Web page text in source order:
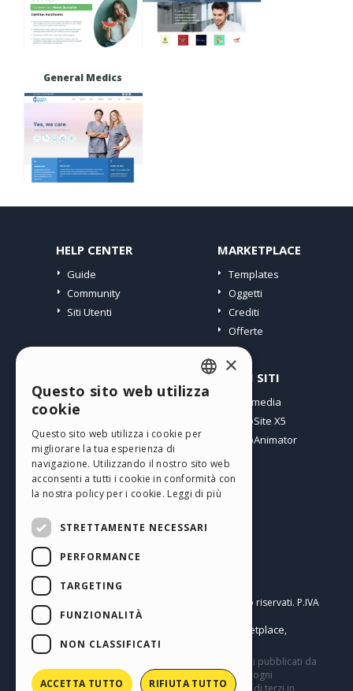
General Medics
HELP CENTER
Guide
Community
Siti Utenti
MARKETPLACE
Templates
Oggetti
Crediti
Offerte
I miei post
I miei Download
Spazio Web
I miei Crediti
ALTRI SITI
Incomedia
WebSite X5
WebAnimator
Italiano
Copyright © 2026
Tutti i diritti sono riservati. P.IVA
IT07514640015
Help Center / Marketplace,
Templates,Objects|Privacy Policy
Questo sito contiene commenti, opinioni e materiali pubblicati da
utenti a solo scopo informativo. Incomedia declina ogni
responsabilità per atti, omissioni e comportamenti di terzi in
ENGLISH
SPANISH
PORTUGUESE
POLISH
×
Questo sito web utilizza
cookie
Questo sito web utilizza i cookie per
migliorare la tua esperienza di
navigazione. Utilizzando il nostro sito web
acconsenti a tutti i cookie in conformità con
la nostra policy per i cookie. Leggi di più
STRETTAMENTE NECESSARI
PERFORMANCE
TARGETING
FUNZIONALITÀ
NON CLASSIFICATI
ACCETTA TUTTO RIFIUTA TUTTO